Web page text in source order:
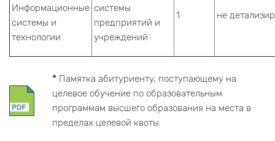
Информационные
системы и
технологии
системы
предприятий и
учреждений
1 не
* Памятка абитуриенту, поступающему на
целевое обучение по образовательным
программам высшего образования на места в
пределах целевой квоты